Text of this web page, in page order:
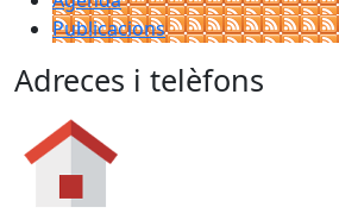
Publicacions
Adreces i telèfons